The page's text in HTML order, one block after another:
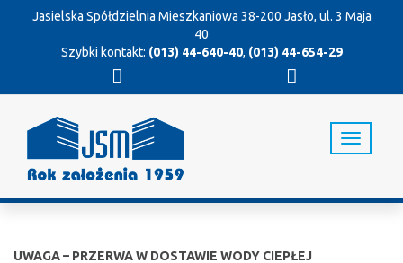
Jasielska Spółdzielnia Mieszkaniowa 38-200 Jasło, ul. 3 Maja
40
Szybki kontakt: (013) 44-640-40, (013) 44-654-29
T
o
UWAGA – PRZERWA W DOSTAWIE WODY CIEPŁEJ